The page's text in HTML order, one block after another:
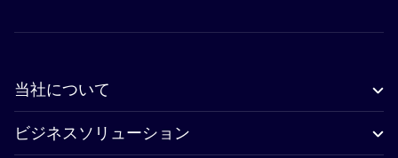
当社について
ビジネスソリューション